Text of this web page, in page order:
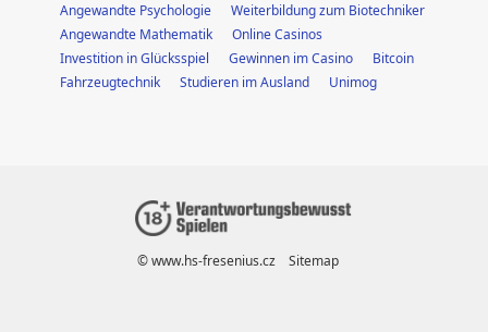
Angewandte Psychologie
Weiterbildung zum Biotechniker
Angewandte Mathematik
Online Casinos
Investition in Glücksspiel
Gewinnen im Casino
Bitcoin
Fahrzeugtechnik
Studieren im Ausland Unimog
© www.hs-fresenius.cz Sitemap